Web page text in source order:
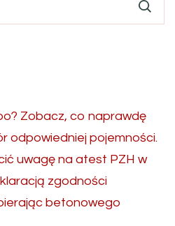
Zobacz, co naprawdę
odpowiedniej pojemności.
uwagę na atest PZH w
zgodności
betonowego